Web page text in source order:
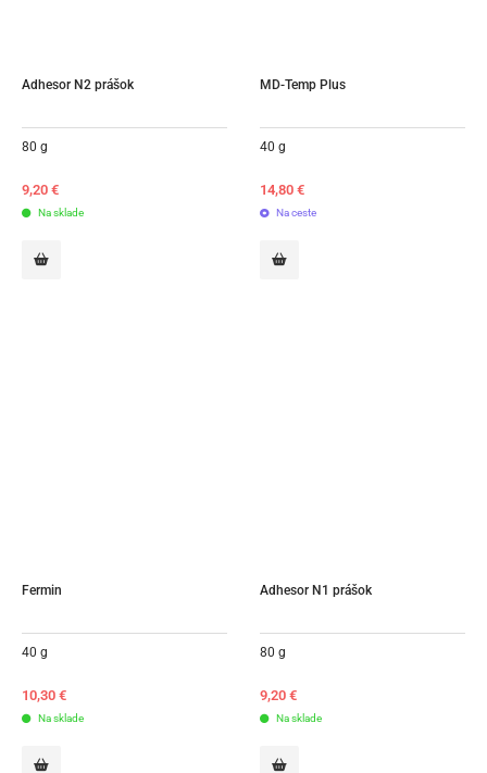
Adhesor N2 prášok
80 g
9,20 €
Na sklade
MD-Temp Plus
40 g
14,80 €
Na ceste
Fermin
40 g
10,30 €
Na sklade
Adhesor N1 prášok
80 g
9,20 €
Na sklade